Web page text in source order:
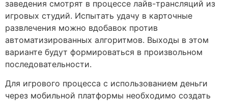
заведения смотрят в процессе лайв-трансляций из
игровых студий. Испытать удачу в карточные
развлечения можно вдобавок против
автоматизированных алгоритмов. Выходы в этом
варианте будут формироваться в произвольном
последовательности.
Для игрового процесса с использованием деньги
через мобильной платформы необходимо создать